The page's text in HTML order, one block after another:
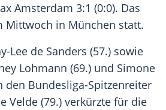
Amsterdam 3:1 (0:0). Das
Mittwoch in München statt.
Lee de Sanders (57.) sowie
Lohmann (69.) und Simone
den Bundesliga-Spitzenreiter
Velde (79.) verkürzte für die